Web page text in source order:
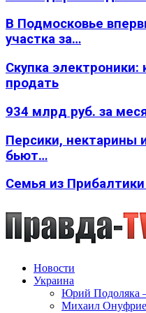
В Подмосковье
участка за…
Скупка
продать
934 млрд руб. за
Персики, нектарины
бьют…
Семья из
Новости
Украина
Юрий
Михаил